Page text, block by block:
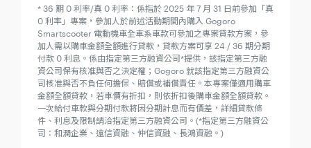
* 36 期 0 利率/真 0 利率：係指於 2025 年 7 月 31 日前參加「真
0 利率」專案，參加人於前述活動期間內購入 Gogoro
Smartscooter 電動機車全車系車款可參加之專案貸款方案，參
加人需以購車金額全額進行貸款，貸款方案可享 24 / 36 期分期
付款 0 利息。係由指定第三方融資公司*提供，該指定第三方融
資公司保有核准與否之決定權；Gogoro 就該指定第三方融資公
司核准與否不負任何擔保、賠償或補償責任。本專案僅適用購車
金額全額貸款，若車價有折扣，則依折扣後購車金額全額貸款。
一次給付車款與分期付款將因分期計息而有價差，詳細貸款條
件、利息及限制請洽指定第三方融資公司。(*指定第三方融資公
司：和潤企業、遠信資融、仲信資融、長鴻資融。)